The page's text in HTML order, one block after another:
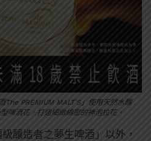
PREMIUM MALT’S」使用天然水釀
啤酒花，打造細緻綿密的神泡拉花。
釀造者之夢生啤酒」以外，